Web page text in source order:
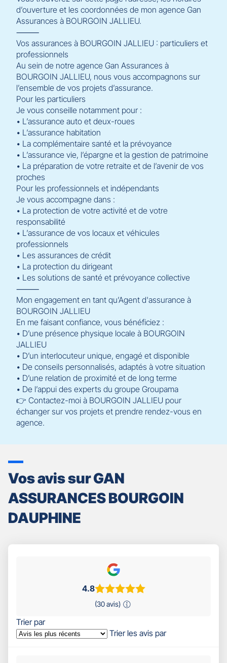
d’ouverture et les coordonnées de mon agence Gan
Assurances à BOURGOIN JALLIEU.
⸻
Vos assurances à BOURGOIN JALLIEU : particuliers et
professionnels
Au sein de notre agence Gan Assurances à
BOURGOIN JALLIEU, nous vous accompagnons sur
l’ensemble de vos projets d’assurance.
Pour les particuliers
Je vous conseille notamment pour :
• L’assurance auto et deux-roues
• L’assurance habitation
• La complémentaire santé et la prévoyance
• L’assurance vie, l’épargne et la gestion de patrimoine
• La préparation de votre retraite et de l’avenir de vos
proches
Pour les professionnels et indépendants
Je vous accompagne dans :
• La protection de votre activité et de votre
responsabilité
• L’assurance de vos locaux et véhicules
professionnels
• Les assurances de crédit
• La protection du dirigeant
• Les solutions de santé et prévoyance collective
⸻
Mon engagement en tant qu’Agent d'assurance à
BOURGOIN JALLIEU
En me faisant confiance, vous bénéficiez :
• D’une présence physique locale à BOURGOIN
JALLIEU
• D’un interlocuteur unique, engagé et disponible
• De conseils personnalisés, adaptés à votre situation
• D’une relation de proximité et de long terme
• De l’appui des experts du groupe Groupama
👉 Contactez-moi à BOURGOIN JALLIEU pour
échanger sur vos projets et prendre rendez-vous en
agence.
Vos avis sur GAN
ASSURANCES BOURGOIN
DAUPHINE
4.8
(30 avis)
Trier par
Trier les avis par